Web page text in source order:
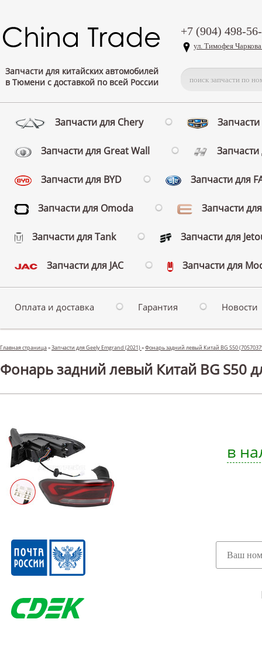
Запчасти для китайских автомобилей
в Тюмени с доставкой по всей России
+7 (904) 498-
ул. Тимофея
Запчасти для Chery
Запчасти для Great Wall
Запчасти для BYD Запчасти для
Запчасти для Omoda Запчасти
Запчасти для Tank Запчасти для
Запчасти для JAC Запчасти для
Оплата и доставка Гарантия Новости
Главная страница»Запчасти для Geely Emgrand (2021)»Фонарь задний левый Китай BG S50
Фонарь задний левый Китай BG S50
в